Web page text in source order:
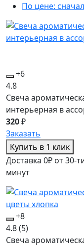
По цене:
+6
4.8
Свеча
интерьерная в
320₽
Заказать
Купить в 1 клик
Доставка 0₽ от 30-
минут
+8
4.8(5)
Свеча